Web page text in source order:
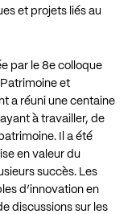
et projets liés au
par le 8e colloque
et
a réuni une centaine
à travailler, de
Il a été
en valeur du
succès. Les
d’innovation en
discussions sur les